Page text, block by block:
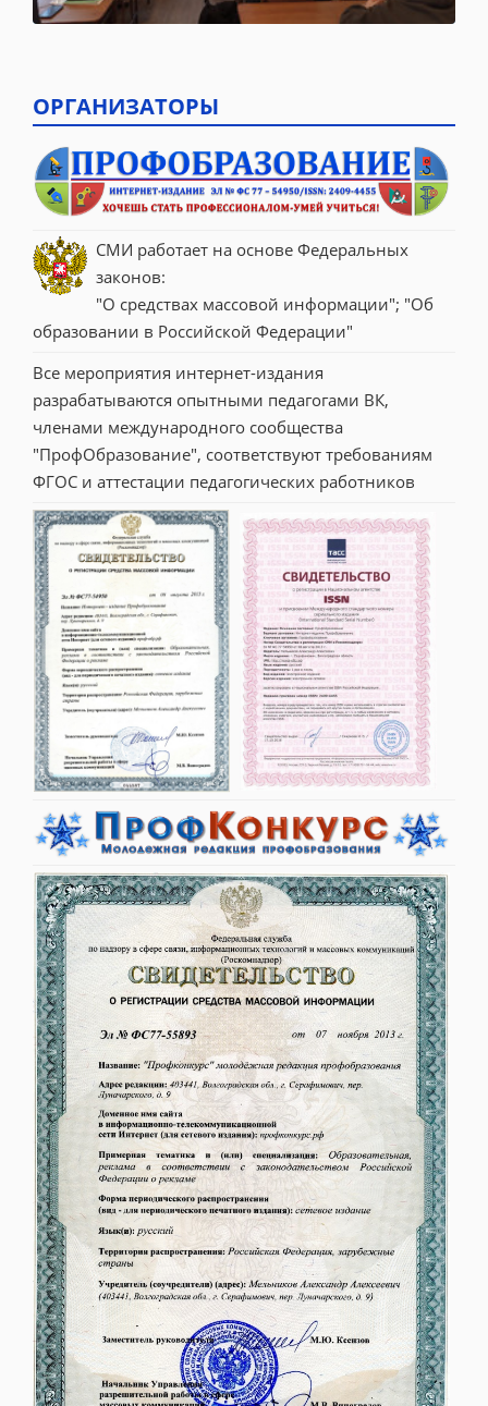
ОРГАНИЗАТОРЫ
СМИ работает на основе Федеральных
законов:
"О средствах массовой информации"; "Об
образовании в Российской Федерации"
Все мероприятия интернет-издания
разрабатываются опытными педагогами ВК,
членами международного сообщества
"ПрофОбразование", соответствуют требованиям
ФГОС и аттестации педагогических работников